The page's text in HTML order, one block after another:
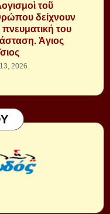
τοῦ
δείχνουν
πνευματική του
Ἁγιος
2026